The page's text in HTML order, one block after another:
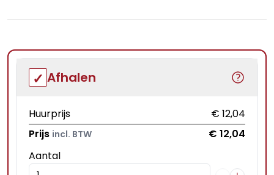
Afhalen
Huurprijs
€ 12,04
Prijs incl. BTW
€ 12,04
Aantal